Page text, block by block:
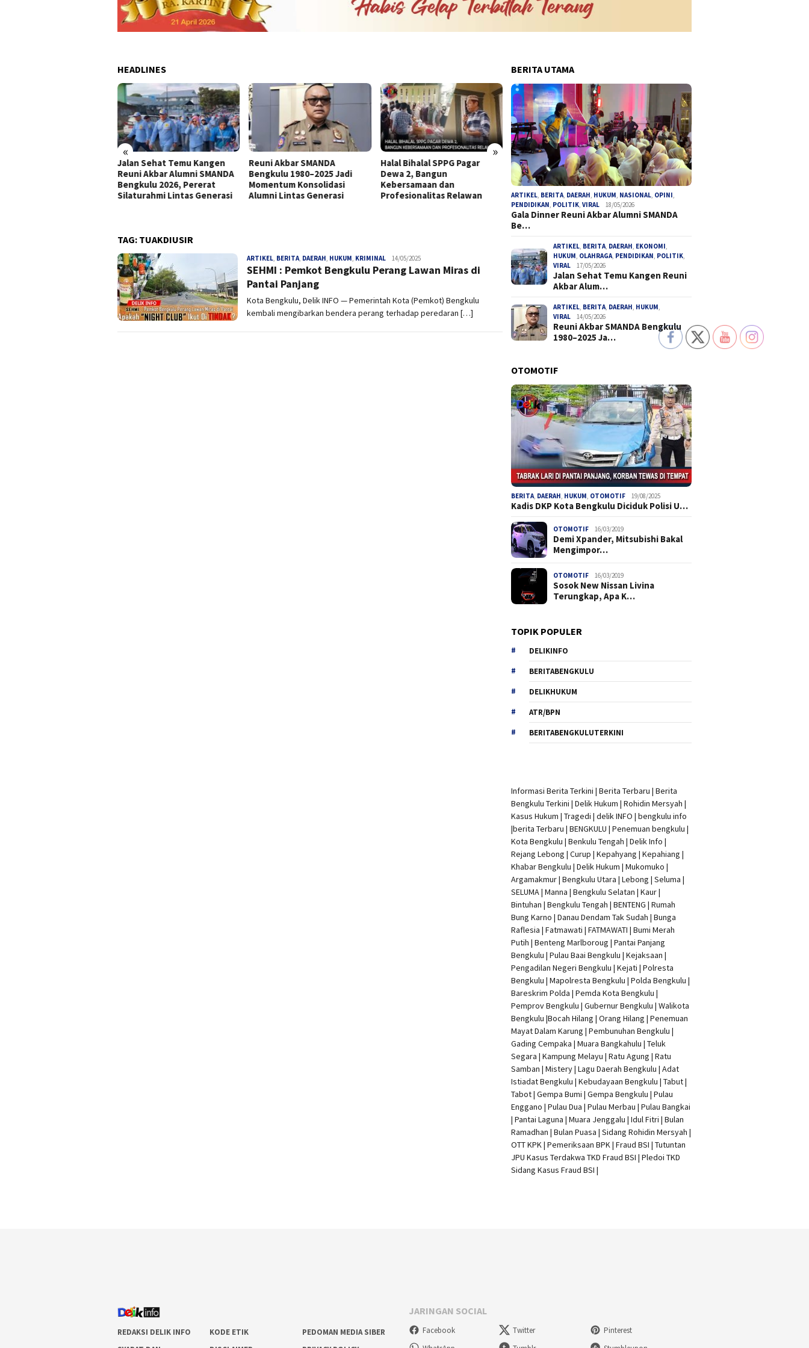
HEADLINES
« »
Jalan Sehat Temu Kangen
Reuni Akbar Alumni SMANDA
Bengkulu 2026, Pererat
Silaturahmi Lintas Generasi
Reuni Akbar SMANDA
Bengkulu 1980–2025 Jadi
Momentum Konsolidasi
Alumni Lintas Generasi
Halal Bihalal SPPG Pagar
Dewa 2, Bangun
Kebersamaan dan
Profesionalitas Relawan
SK Tanpa Prosedur, Mantan
Bupati Bengkulu Utara Jadi
Tersangka Korupsi Tambang
Koperasi Hadir di Bumi Ayu 8:
Warga RW 06 Mantapkan
Langkah Menuju Ekonomi
Mandiri
TAG: TUAKDIUSIR
ARTIKEL, BERITA, DAERAH, HUKUM, KRIMINAL admin
14/05/2025
SEHMI : Pemkot Bengkulu Perang Lawan Miras di
Pantai Panjang
Kota Bengkulu, Delik INFO — Pemerintah Kota (Pemkot) Bengkulu
kembali mengibarkan bendera perang terhadap peredaran […]
BERITA UTAMA
ARTIKEL BERITA DAERAH HUKUM NASIONAL OPINI
PENDIDIKAN POLITIK ,VIRAL 18/05/2026
Gala Dinner Reuni Akbar Alumni SMANDA
Be…
ARTIKEL BERITA DAERAH EKONOMI
HUKUM OLAHRAGA PENDIDIKAN POLITIK
VIRAL
17/05/2026
Jalan Sehat Temu Kangen Reuni
Akbar Alum…
ARTIKEL BERITA DAERAH HUKUM
VIRAL
14/05/2026
Reuni Akbar SMANDA Bengkulu
1980–2025 Ja…
OTOMOTIF
BERITA DAERAH HUKUM OTOMOTIF 19/08/2025
Kadis DKP Kota Bengkulu Diciduk Polisi U…
OTOMOTIF 16/03/2019
Demi Xpander, Mitsubishi Bakal
Mengimpor…
OTOMOTIF 16/03/2019
Sosok New Nissan Livina
Terungkap, Apa K…
TOPIK POPULER
DELIKINFO
BERITABENGKULU
DELIKHUKUM
ATR/BPN
BERITABENGKULUTERKINI
Informasi Berita Terkini |Berita Terbaru |Berita
Bengkulu Terkini |Delik Hukum |Rohidin Mersyah |
Kasus Hukum |Tragedi | delik INFO |bengkulu info
|berita Terbaru | BENGKULU |Penemuan bengkulu |
Kota Bengkulu | Benkulu Tengah |Delik Info |
Rejang Lebong | Curup | Kepahyang | Kepahiang |
Khabar Bengkulu |Delik Hukum | Mukomuko |
Argamakmur | Bengkulu Utara | Lebong | Seluma |
SELUMA | Manna | Bengkulu Selatan | Kaur |
Bintuhan | Bengkulu Tengah | BENTENG | Rumah
Bung Karno | Danau Dendam Tak Sudah | Bunga
Raflesia | Fatmawati | FATMAWATI | Bumi Merah
Putih | Benteng Marlboroug | Pantai Panjang
Bengkulu | Pulau Baai Bengkulu | Kejaksaan |
Pengadilan Negeri Bengkulu | Kejati |Polresta
Bengkulu |Mapolresta Bengkulu | Polda Bengkulu |
Bareskrim Polda | Pemda Kota Bengkulu |
Pemprov Bengkulu |Gubernur Bengkulu | Walikota
Bengkulu |Bocah Hilang | Orang Hilang |Penemuan
Mayat Dalam Karung |Pembunuhan Bengkulu |
Gading Cempaka | Muara Bangkahulu | Teluk
Segara | Kampung Melayu | Ratu Agung | Ratu
Samban | Mistery | Lagu Daerah Bengkulu | Adat
Istiadat Bengkulu | Kebudayaan Bengkulu | Tabut |
Tabot | Gempa Bumi | Gempa Bengkulu |Pulau
Enggano | Pulau Dua | Pulau Merbau | Pulau Bangkai
| Pantai Laguna | Muara Jenggalu | Idul Fitri | Bulan
Ramadhan | Bulan Puasa |Sidang Rohidin Mersyah |
OTT KPK | Pemeriksaan BPK | Fraud BSI |Tutuntan
JPU Kasus Terdakwa TKD Fraud BSI |Pledoi TKD
Sidang Kasus Fraud BSI |
REDAKSI DELIK INFO KODE ETIK
PEDOMAN MEDIA SIBER
JARINGAN SOCIAL
Facebook Twitter
Pinterest